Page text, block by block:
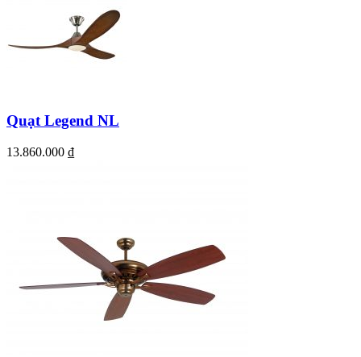
Quạt Legend NL
13.860.000 ₫